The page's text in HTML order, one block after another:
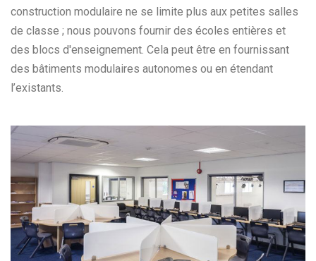
construction modulaire ne se limite plus aux petites salles
de classe ; nous pouvons fournir des écoles entières et
des blocs d'enseignement. Cela peut être en fournissant
des bâtiments modulaires autonomes ou en étendant
l’existants.